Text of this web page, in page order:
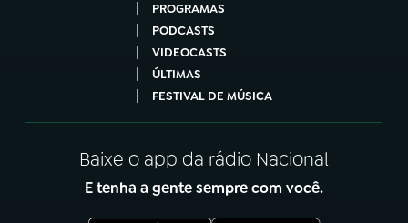
PROGRAMAS
PODCASTS
VIDEOCASTS
ÚLTIMAS
FESTIVAL DE MÚSICA
Baixe o app da rádio Nacional
E tenha a gente sempre com você.